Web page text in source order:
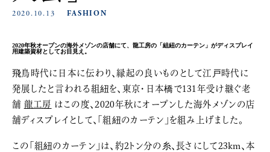
2020.10.13 FASHION
2020年秋オープンの海外メゾンの店舗にて、龍工房の「組紐のカーテン」がディスプレイ
用建築資材としてお目見え。
飛鳥時代に日本に伝わり、縁起の良いものとして江戸時代に
発展したと言われる組紐を、東京・日本橋で131年受け継ぐ老
舗 龍工房 はこの度、2020年秋にオープンした海外メゾンの店
舗ディスプレイとして、「組紐のカーテン」を組み上げました。
この「組紐のカーテン」は、約2トン分の糸、長さにして23km、本